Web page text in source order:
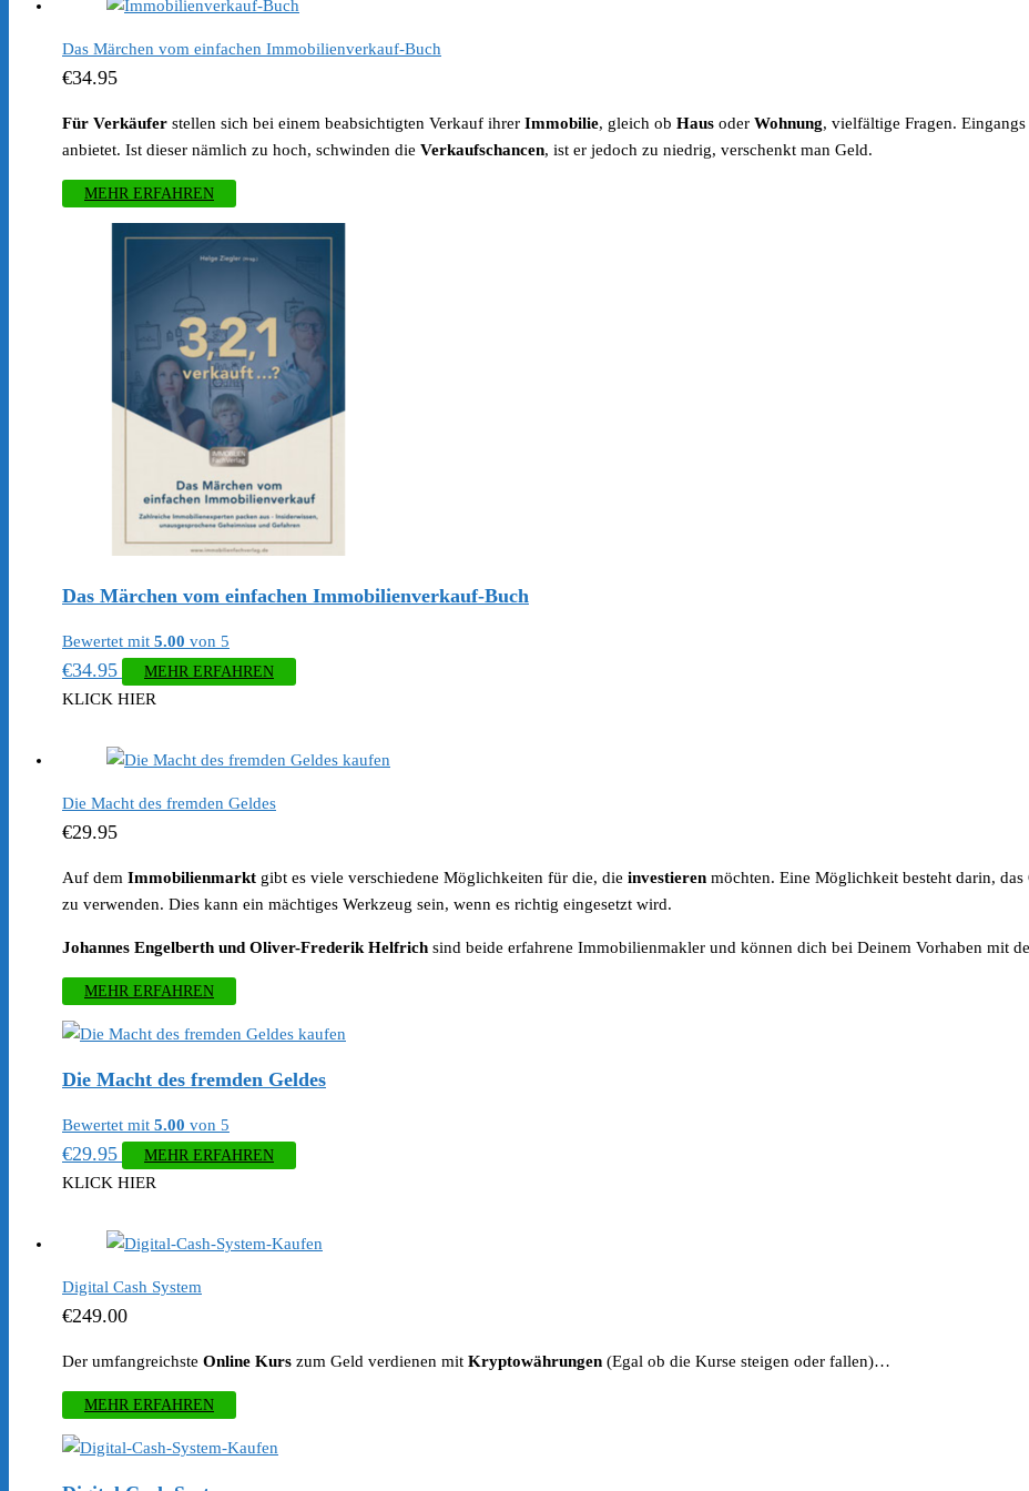
Das Märchen vom einfachen Immobilienverkauf-Buch
€34.95
Für Verkäufer stellen sich bei einem beabsichtigten Verkauf ihrer Immobilie, gleich ob Haus oder Wohnung, vielfältige Fragen.
anbietet. Ist dieser nämlich zu hoch, schwinden die Verkaufschancen, ist er jedoch zu niedrig, verschenkt man Geld.
MEHR ERFAHREN
Das Märchen vom einfachen Immobilienverkauf-Buch
Bewertet mit 5.00 von 5
€34.95 MEHR ERFAHREN
KLICK HIER
Die Macht des fremden Geldes
€29.95
Auf dem Immobilienmarkt gibt es viele verschiedene Möglichkeiten für die, die investieren möchten. Eine Möglichkeit besteht darin,
zu verwenden. Dies kann ein mächtiges Werkzeug sein, wenn es richtig eingesetzt wird.
Johannes Engelberth und Oliver-Frederik Helfrich sind beide erfahrene Immobilienmakler und können dich bei Deinem Vorhaben mit
MEHR ERFAHREN
Die Macht des fremden Geldes
Bewertet mit 5.00 von 5
€29.95 MEHR ERFAHREN
KLICK HIER
Digital Cash System
€249.00
Der umfangreichste Online Kurs zum Geld verdienen mit Kryptowährungen (Egal ob die Kurse steigen oder fallen)…
MEHR ERFAHREN